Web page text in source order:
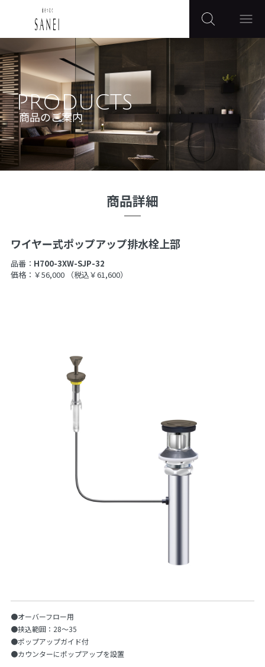
PRODUCTS
商品のご案内
商品詳細
ワイヤー式ポップアップ排水栓上部
品番： H700-3XW-SJP-32
価格：￥56,000
（税込￥61,600）
●オーバーフロー用
●挟込範囲：28〜35
●ポップアップガイド付
●カウンターにポップアップを設置